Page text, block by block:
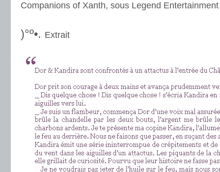
Companions of Xanth, sous Legend
)°º•. Extrait